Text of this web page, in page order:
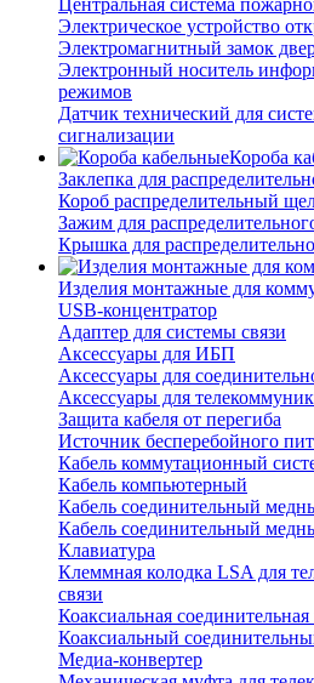
Электрическое устройство
Электромагнитный замок
Электронный носитель
режимов
Датчик технический для
сигнализации
Короба
Заклепка для
Короб распределительный
Зажим для
Крышка для
Изделия монтажные для
USB-концентратор
Адаптер для системы связи
Аксессуары для ИБП
Аксессуары для
Аксессуары для
Защита кабеля от перегиба
Источник бесперебойного
Кабель коммутационный
Кабель компьютерный
Кабель соединительный
Кабель соединительный
Клавиатура
Клеммная колодка LSA для
связи
Коаксиальная
Коаксиальный
Медиа-конвертер